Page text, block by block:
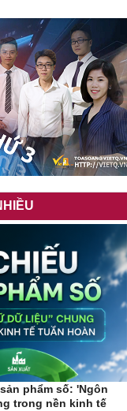
phẩm số: 'Ngôn
trong nền kinh tế